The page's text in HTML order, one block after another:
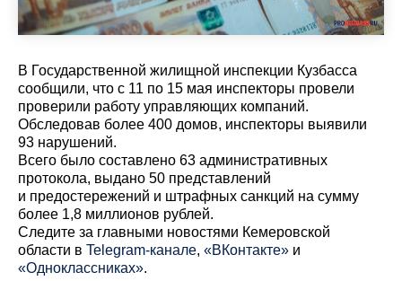
В Государственной жилищной инспекции Кузбасса
сообщили, что с 11 по 15 мая инспекторы провели
проверили работу управляющих компаний.
Обследовав более 400 домов, инспекторы выявили
93 нарушений.
Всего было составлено 63 административных
протокола, выдано 50 представлений
и предостережений и штрафных санкций на сумму
более 1,8 миллионов рублей.
Cледите за главными новостями Кемеровской
области в Telegram-канале, «ВКонтакте» и
«Одноклассниках».